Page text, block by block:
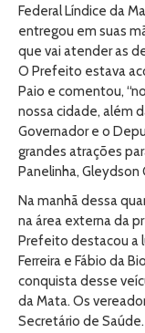
Federal Líndice da
entregou em suas
que vai atender as
O Prefeito estava
Paio e comentou,
nossa cidade, além
Governador e o
grandes atrações
Panelinha, Gleydson
Na manhã dessa
na área externa da
Prefeito destacou a
Ferreira e Fábio da
conquista desse
da Mata. Os
Secretário de Saúde.